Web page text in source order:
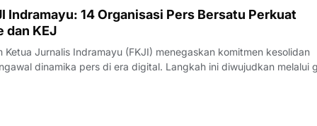
Indramayu: 14 Organisasi Pers Bersatu Perkuat
dan KEJ
Ketua Jurnalis Indramayu (FKJI) menegaskan komitmen kesolidan
dinamika pers di era digital. Langkah ini diwujudkan melalui
bertempat di Rumah Makan Payoe, Jalan Olahraga, Indramayu,